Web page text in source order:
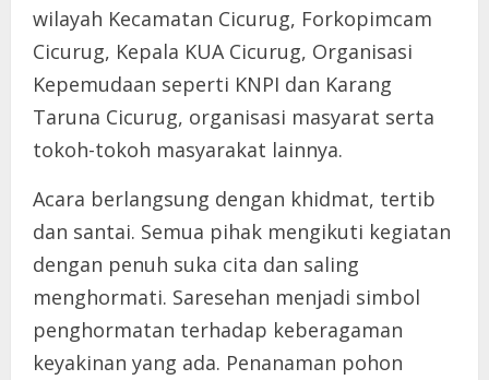
wilayah Kecamatan Cicurug, Forkopimcam
Cicurug, Kepala KUA Cicurug, Organisasi
Kepemudaan seperti KNPI dan Karang
Taruna Cicurug, organisasi masyarat serta
tokoh-tokoh masyarakat lainnya.
Acara berlangsung dengan khidmat, tertib
dan santai. Semua pihak mengikuti kegiatan
dengan penuh suka cita dan saling
menghormati. Saresehan menjadi simbol
penghormatan terhadap keberagaman
keyakinan yang ada. Penanaman pohon